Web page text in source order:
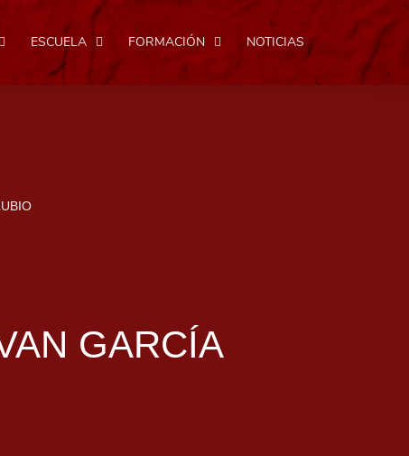
ESCUELA FORMACIÓN NOTICIAS
GARCÍA